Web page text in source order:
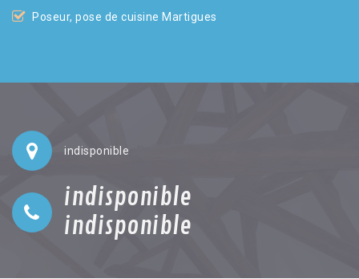
Poseur, pose de cuisine Martigues
indisponible
indisponible
indisponible